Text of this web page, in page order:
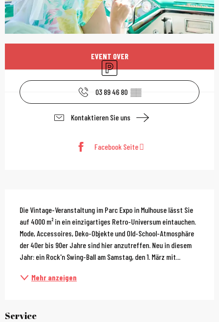
Öffnungszeiten &
EVENT OVER
Parkplatz
03 89 46 80 ▒▒
Kontaktieren Sie uns
Facebook Seite
Beschreibung
Die Vintage-Veranstaltung im Parc Expo in Mulhouse lässt Sie
auf 4000 m² in ein einzigartiges Retro-Universum eintauchen.
Mode, Accessoires, Deko-Objekte und Old-School-Atmosphäre
der 40er bis 90er Jahre sind hier anzutreffen. Neu in diesem
Jahr: ein Rock'n Swing-Ball am Samstag, den 1. März mit...
Mehr anzeigen
Service